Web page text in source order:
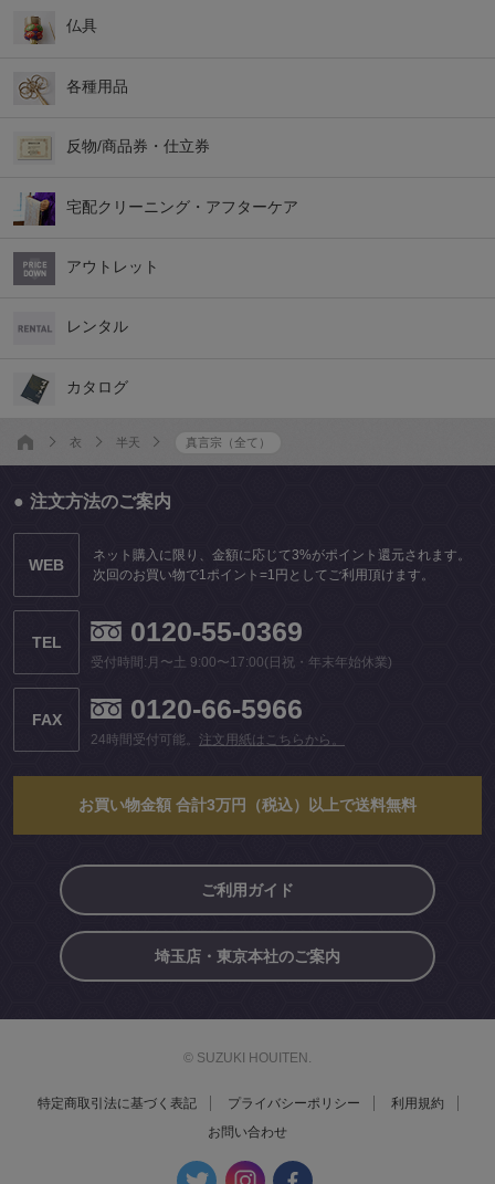
仏具
各種用品
反物/商品券・仕立券
宅配クリーニング・アフターケア
アウトレット
レンタル
カタログ
衣 半天 真言宗（全て）
注文方法のご案内
WEB
ネット購入に限り、金額に応じて3%がポイント還元されます。
次回のお買い物で1ポイント=1円としてご利用頂けます。
TEL 0120-55-0369
受付時間:月〜土 9:00〜17:00(日祝・年末年始休業)
FAX 0120-66-5966
24時間受付可能。 注文用紙はこちらから。
お買い物金額 合計3万円（税込）以上で送料無料
ご利用ガイド
埼玉店・東京本社のご案内
© SUZUKI HOUITEN.
特定商取引法に基づく表記 プライバシーポリシー
利用規約
お問い合わせ